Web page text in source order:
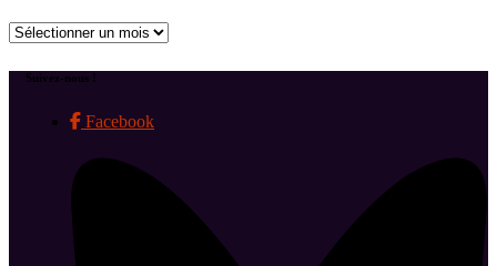
Archives
Suivez-nous !
Facebook